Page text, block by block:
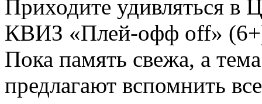
Приходите удивляться
КВИЗ «Плей-офф off»
Пока память свежа, а
предлагают вспомнить